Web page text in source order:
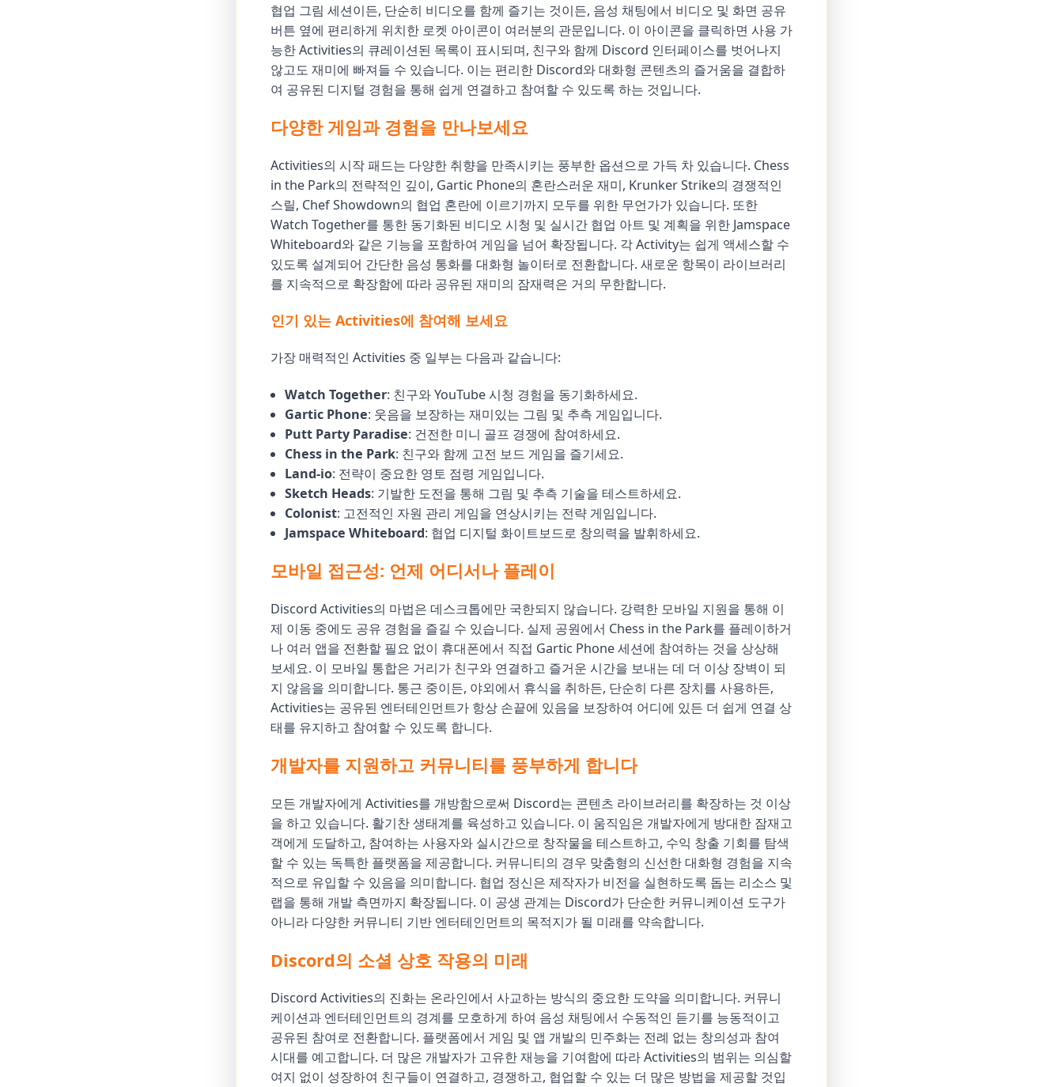
협업 그림 세션이든, 단순히 비디오를 함께 즐기는 것이든, 음성 채팅에서 비디오 및 화면 공유
버튼 옆에 편리하게 위치한 로켓 아이콘이 여러분의 관문입니다. 이 아이콘을 클릭하면 사용 가
능한 Activities의 큐레이션된 목록이 표시되며, 친구와 함께 Discord 인터페이스를 벗어나지
않고도 재미에 빠져들 수 있습니다. 이는 편리한 Discord와 대화형 콘텐츠의 즐거움을 결합하
여 공유된 디지털 경험을 통해 쉽게 연결하고 참여할 수 있도록 하는 것입니다.
다양한 게임과 경험을 만나보세요
Activities의 시작 패드는 다양한 취향을 만족시키는 풍부한 옵션으로 가득 차 있습니다. Chess
in the Park의 전략적인 깊이, Gartic Phone의 혼란스러운 재미, Krunker Strike의 경쟁적인
스릴, Chef Showdown의 협업 혼란에 이르기까지 모두를 위한 무언가가 있습니다. 또한
Watch Together를 통한 동기화된 비디오 시청 및 실시간 협업 아트 및 계획을 위한 Jamspace
Whiteboard와 같은 기능을 포함하여 게임을 넘어 확장됩니다. 각 Activity는 쉽게 액세스할 수
있도록 설계되어 간단한 음성 통화를 대화형 놀이터로 전환합니다. 새로운 항목이 라이브러리
를 지속적으로 확장함에 따라 공유된 재미의 잠재력은 거의 무한합니다.
인기 있는 Activities에 참여해 보세요
가장 매력적인 Activities 중 일부는 다음과 같습니다:
Watch Together: 친구와 YouTube 시청 경험을 동기화하세요.
Gartic Phone: 웃음을 보장하는 재미있는 그림 및 추측 게임입니다.
Putt Party Paradise: 건전한 미니 골프 경쟁에 참여하세요.
Chess in the Park: 친구와 함께 고전 보드 게임을 즐기세요.
Land-io: 전략이 중요한 영토 점령 게임입니다.
Sketch Heads: 기발한 도전을 통해 그림 및 추측 기술을 테스트하세요.
Colonist: 고전적인 자원 관리 게임을 연상시키는 전략 게임입니다.
Jamspace Whiteboard: 협업 디지털 화이트보드로 창의력을 발휘하세요.
모바일 접근성: 언제 어디서나 플레이
Discord Activities의 마법은 데스크톱에만 국한되지 않습니다. 강력한 모바일 지원을 통해 이
제 이동 중에도 공유 경험을 즐길 수 있습니다. 실제 공원에서 Chess in the Park를 플레이하거
나 여러 앱을 전환할 필요 없이 휴대폰에서 직접 Gartic Phone 세션에 참여하는 것을 상상해
보세요. 이 모바일 통합은 거리가 친구와 연결하고 즐거운 시간을 보내는 데 더 이상 장벽이 되
지 않음을 의미합니다. 통근 중이든, 야외에서 휴식을 취하든, 단순히 다른 장치를 사용하든,
Activities는 공유된 엔터테인먼트가 항상 손끝에 있음을 보장하여 어디에 있든 더 쉽게 연결 상
태를 유지하고 참여할 수 있도록 합니다.
개발자를 지원하고 커뮤니티를 풍부하게 합니다
모든 개발자에게 Activities를 개방함으로써 Discord는 콘텐츠 라이브러리를 확장하는 것 이상
을 하고 있습니다. 활기찬 생태계를 육성하고 있습니다. 이 움직임은 개발자에게 방대한 잠재고
객에게 도달하고, 참여하는 사용자와 실시간으로 창작물을 테스트하고, 수익 창출 기회를 탐색
할 수 있는 독특한 플랫폼을 제공합니다. 커뮤니티의 경우 맞춤형의 신선한 대화형 경험을 지속
적으로 유입할 수 있음을 의미합니다. 협업 정신은 제작자가 비전을 실현하도록 돕는 리소스 및
랩을 통해 개발 측면까지 확장됩니다. 이 공생 관계는 Discord가 단순한 커뮤니케이션 도구가
아니라 다양한 커뮤니티 기반 엔터테인먼트의 목적지가 될 미래를 약속합니다.
Discord의 소셜 상호 작용의 미래
Discord Activities의 진화는 온라인에서 사교하는 방식의 중요한 도약을 의미합니다. 커뮤니
케이션과 엔터테인먼트의 경계를 모호하게 하여 음성 채팅에서 수동적인 듣기를 능동적이고
공유된 참여로 전환합니다. 플랫폼에서 게임 및 앱 개발의 민주화는 전례 없는 창의성과 참여
시대를 예고합니다. 더 많은 개발자가 고유한 재능을 기여함에 따라 Activities의 범위는 의심할
여지 없이 성장하여 친구들이 연결하고, 경쟁하고, 협업할 수 있는 더 많은 방법을 제공할 것입